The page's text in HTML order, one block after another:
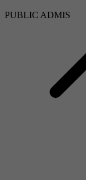
PUBLIC ADMIS